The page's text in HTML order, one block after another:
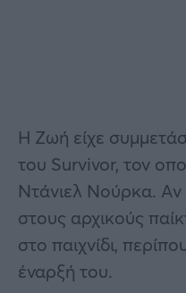
Η Ζωή είχε
του Survivor, τον
Ντάνιελ Νούρκα. Αν
στους αρχικούς
στο παιχνίδι,
έναρξή του.